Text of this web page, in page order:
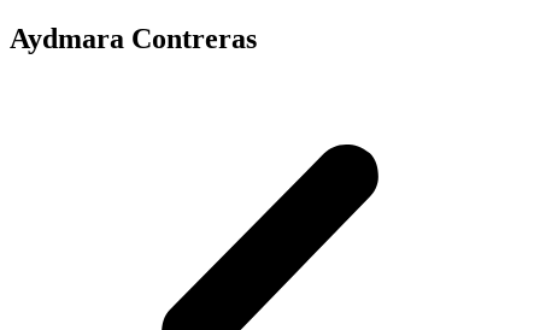
Aydmara Contreras